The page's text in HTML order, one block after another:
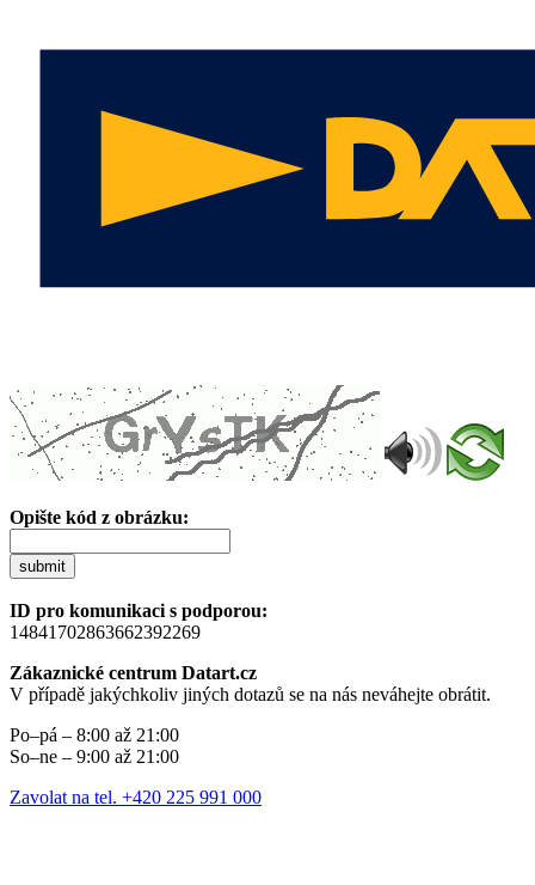
Opište kód z obrázku:
submit
ID pro komunikaci s podporou:
14841702863662392269
Zákaznické centrum Datart.cz
V případě jakýchkoliv jiných dotazů se na nás neváhejte obrátit.
Po–pá – 8:00 až 21:00
So–ne – 9:00 až 21:00
Zavolat na tel. +420 225 991 000